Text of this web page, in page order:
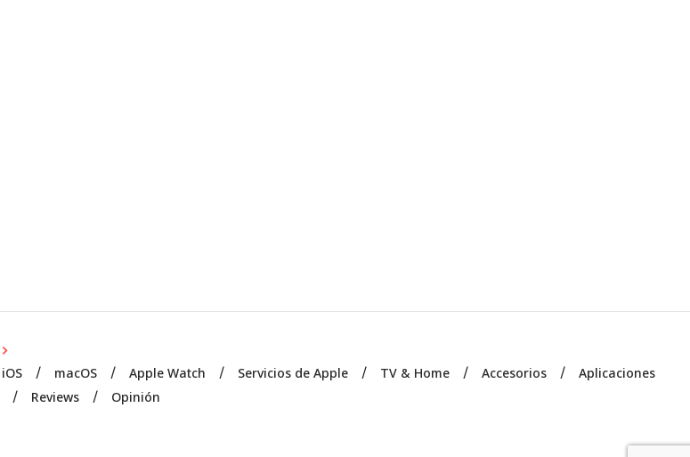
iOS macOS Apple Watch Servicios de Apple TV & Home Accesorios
Aplicaciones
Reviews Opinión